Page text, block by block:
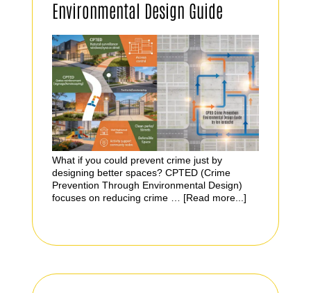
Environmental Design Guide
What if you could prevent crime just by
designing better spaces? CPTED (Crime
Prevention Through Environmental Design)
focuses on reducing crime … [Read more...]